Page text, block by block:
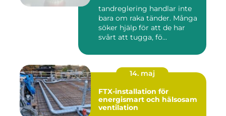
tandreglering handlar inte
bara om raka tänder. Många
söker hjälp för att de har
svårt att tugga, fö...
14. maj
FTX-installation för
energismart och hälsosam
ventilation